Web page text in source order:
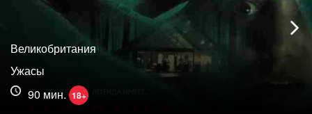
Великобритания
Ужасы
90 мин. 18+